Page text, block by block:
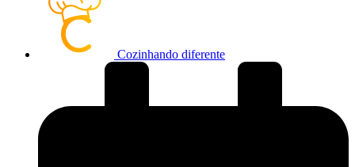
Cozinhando diferente